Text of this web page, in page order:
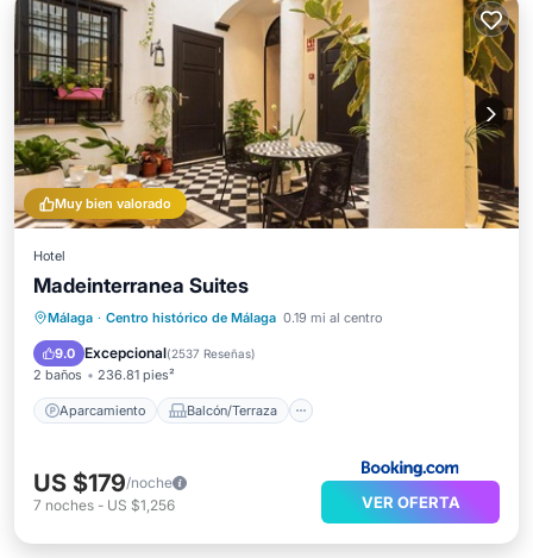
Muy bien valorado
Hotel
Madeinterranea Suites
Málaga · Centro histórico de Málaga 0.19 mi al centro
9.0 Excepcional(2537 Reseñas)
2 baños 236.81 pies²
Aparcamiento Balcón/Terraza
Aparcamiento
Balcón/Terraza
Cocina
Aire acondicionado
US $179/noche
7 noches - US $1,256 VER OFERTA